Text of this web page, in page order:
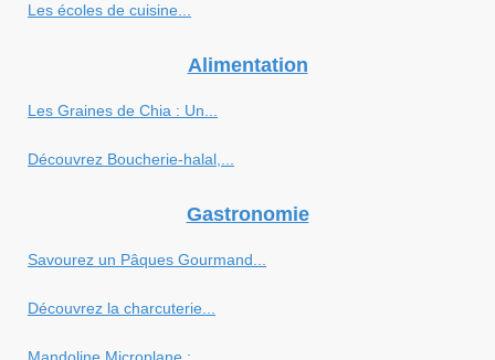
Les écoles de cuisine...
Alimentation
Les Graines de Chia : Un...
Découvrez Boucherie-halal,...
Gastronomie
Savourez un Pâques Gourmand...
Découvrez la charcuterie...